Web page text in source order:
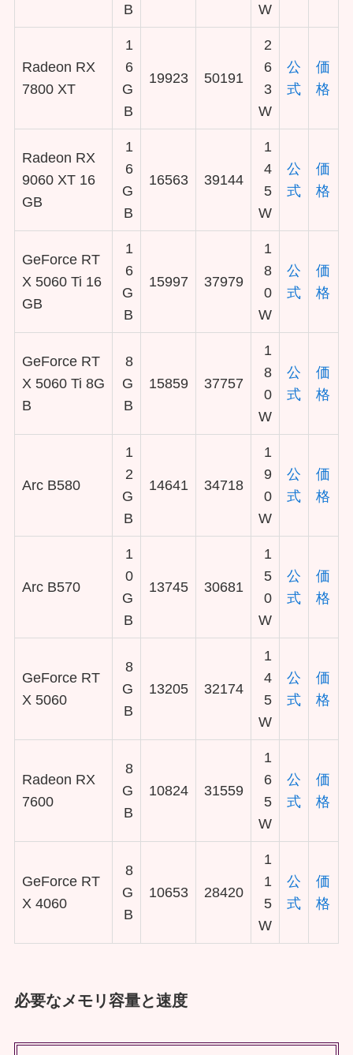
B
W
Radeon RX
7800 XT
1
6
G
B
19923 50191
2
6
3
W
公
式
価
格
Radeon RX
9060 XT 16
GB
1
6
G
B
16563 39144
1
4
5
W
公
式
価
格
GeForce RT
X 5060 Ti 16
GB
1
6
G
B
15997 37979
1
8
0
W
公
式
価
格
GeForce RT
X 5060 Ti 8G
B
8
G
B
15859 37757
1
8
0
W
公
式
価
格
Arc B580
1
2
G
B
14641 34718
1
9
0
W
公
式
価
格
Arc B570
1
0
G
B
13745 30681
1
5
0
W
公
式
価
格
GeForce RT
X 5060
8
G
B
13205 32174
1
4
5
W
公
式
価
格
Radeon RX
7600
8
G
B
10824 31559
1
6
5
W
公
式
価
格
GeForce RT
X 4060
8
G
B
10653 28420
1
1
5
W
公
式
価
格
必要なメモリ容量と速度